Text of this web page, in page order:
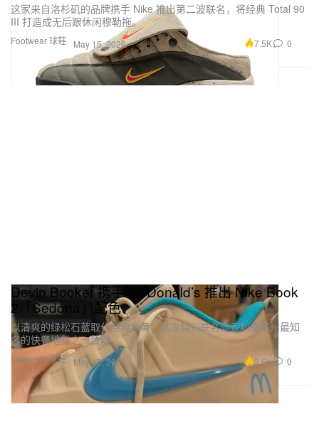
Footwear 球鞋
这家来自洛杉矶的品牌携手 Nike 推出第二波联名，将经典 Total 90
III 打造成无后跟休闲穆勒拖。
May 15, 2026 7.5K 0
Footwear 球鞋
Devin Booker 携手 McDonald’s 推出 Nike Book
2「Sedona」配色
以清爽的绿松石蓝取代经典金黄，这次特别联名向亚利桑那州最知
名的快餐地标之一致敬。
May 15, 2026 2.6K 0